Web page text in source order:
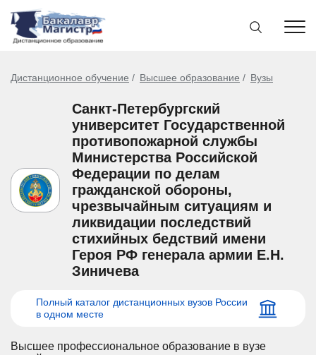
Дистанционное обучение Высшее образование Вузы
Санкт-Петербургский
университет Государственной
противопожарной службы
Министерства Российской
Федерации по делам
гражданской обороны,
чрезвычайным ситуациям и
ликвидации последствий
стихийных бедствий имени
Героя РФ генерала армии Е.Н.
Зиничева
Полный каталог дистанционных вузов России
в одном месте
Высшее профессиональное образование в вузе